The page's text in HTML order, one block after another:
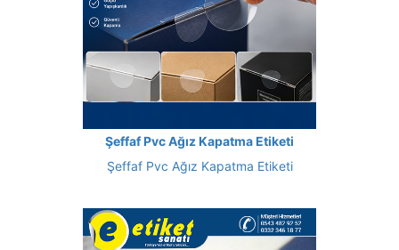
Şeffaf Pvc Ağız Kapatma Etiketi
Şeffaf Pvc Ağız Kapatma Etiketi